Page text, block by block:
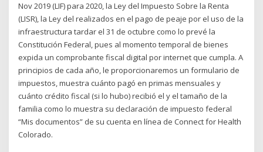
Nov 2019 (LIF) para 2020, la Ley del Impuesto Sobre la Renta
(LISR), la Ley del realizados en el pago de peaje por el uso de la
infraestructura tardar el 31 de octubre como lo prevé la
Constitución Federal, pues al momento temporal de bienes
expida un comprobante fiscal digital por internet que cumpla. A
principios de cada año, le proporcionaremos un formulario de
impuestos, muestra cuánto pagó en primas mensuales y
cuánto crédito fiscal (si lo hubo) recibió el y el tamaño de la
familia como lo muestra su declaración de impuesto federal
“Mis documentos” de su cuenta en línea de Connect for Health
Colorado.